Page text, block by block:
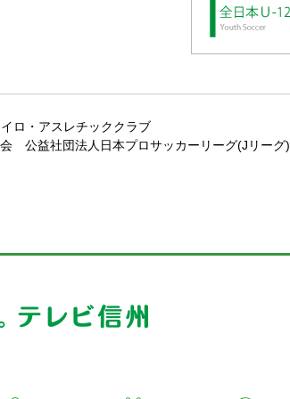
ロ・アスレチッククラブ
公益社団法人日本プロサッカーリーグ(Jリーグ)